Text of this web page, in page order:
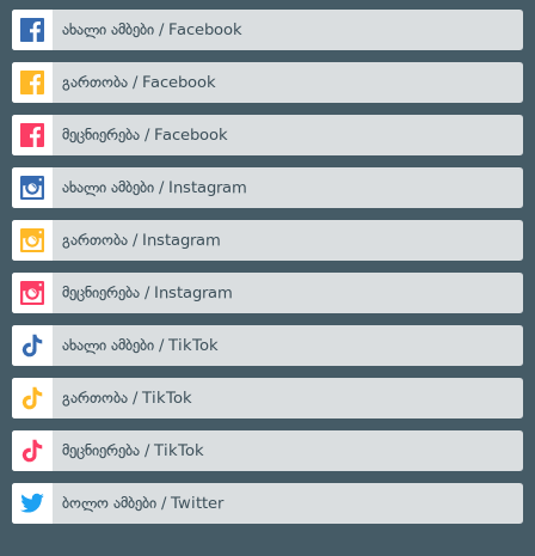
ახალი ამბები / Facebook
გართობა / Facebook
მეცნიერება / Facebook
ახალი ამბები / Instagram
გართობა / Instagram
მეცნიერება / Instagram
ახალი ამბები / TikTok
გართობა / TikTok
მეცნიერება / TikTok
ბოლო ამბები / Twitter